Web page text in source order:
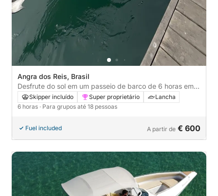
Angra dos Reis, Brasil
Desfrute do sol em um passeio de barco de 6 horas em
Angra dos Reis.
Skipper incluído Super proprietário
Lancha
6 horas · Para grupos até 18 pessoas
Fuel included A partir de € 600